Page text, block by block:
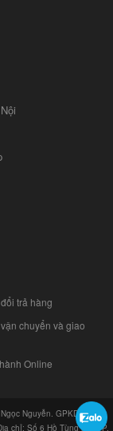
trả hàng
chuyển và giao
Online
Nguyễn. GPKD số
chỉ: Số 6 Hồ Tùng Mậu, P.